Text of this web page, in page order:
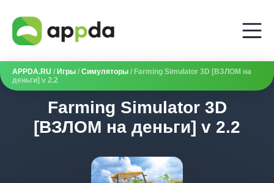
APPDA.RU / Игры / Симуляторы / Farming Simulator 3D [ВЗЛОМ на
деньги] v 2.2
Farming Simulator 3D
[ВЗЛОМ на деньги] v 2.2